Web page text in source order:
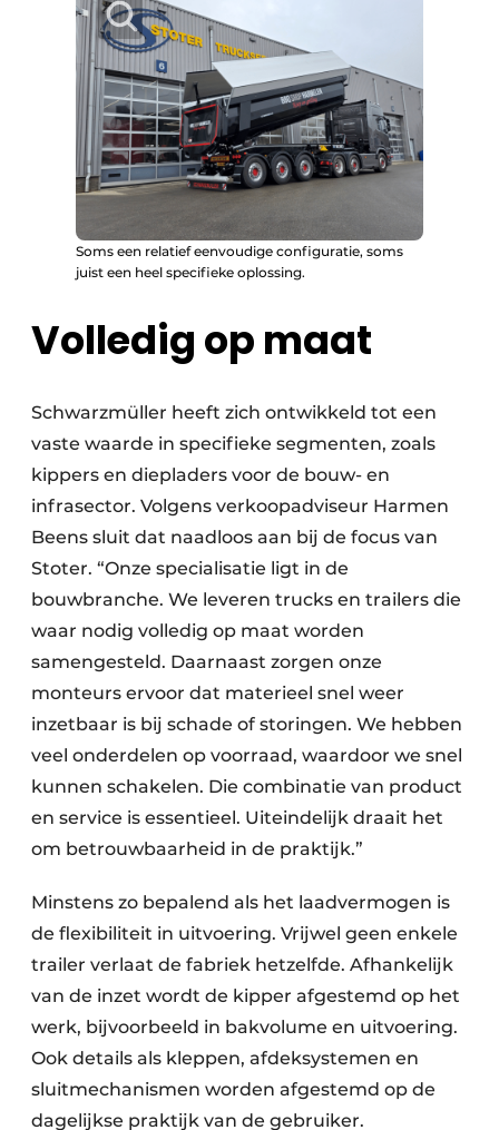
Soms een relatief eenvoudige configuratie, soms
juist een heel specifieke oplossing.
Volledig op maat
Schwarzmüller heeft zich ontwikkeld tot een
vaste waarde in specifieke segmenten, zoals
kippers en diepladers voor de bouw- en
infrasector. Volgens verkoopadviseur Harmen
Beens sluit dat naadloos aan bij de focus van
Stoter. “Onze specialisatie ligt in de
bouwbranche. We leveren trucks en trailers die
waar nodig volledig op maat worden
samengesteld. Daarnaast zorgen onze
monteurs ervoor dat materieel snel weer
inzetbaar is bij schade of storingen. We hebben
veel onderdelen op voorraad, waardoor we snel
kunnen schakelen. Die combinatie van product
en service is essentieel. Uiteindelijk draait het
om betrouwbaarheid in de praktijk.”
Minstens zo bepalend als het laadvermogen is
de flexibiliteit in uitvoering. Vrijwel geen enkele
trailer verlaat de fabriek hetzelfde. Afhankelijk
van de inzet wordt de kipper afgestemd op het
werk, bijvoorbeeld in bakvolume en uitvoering.
Ook details als kleppen, afdeksystemen en
sluitmechanismen worden afgestemd op de
dagelijkse praktijk van de gebruiker.